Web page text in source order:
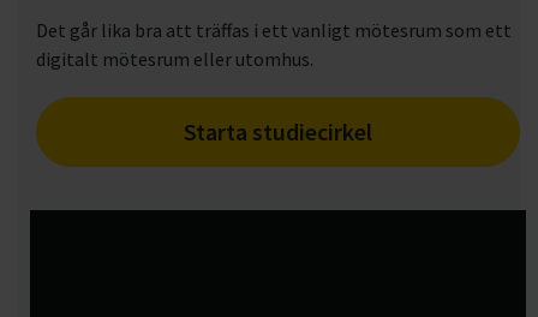
Det går lika bra att träffas i ett vanligt mötesrum som ett
digitalt mötesrum eller utomhus.
Starta studiecirkel